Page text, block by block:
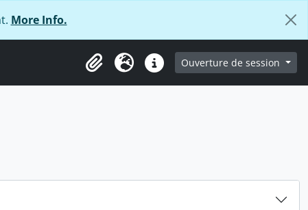
More Info.
Presse-papier
LangueLiens rapidesOuverture de session